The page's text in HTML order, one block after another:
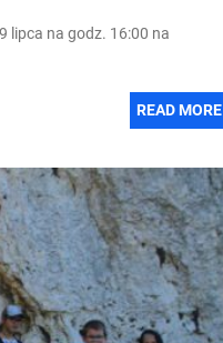
lipca na godz. 16:00 na
READ MORE